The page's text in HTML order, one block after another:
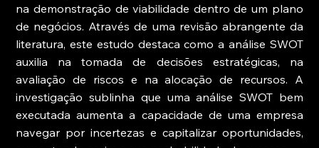
na demonstração de viabilidade dentro de um plano
de negócios. Através de uma revisão abrangente da
literatura, este estudo destaca como a análise SWOT
auxilia na tomada de decisões estratégicas, na
avaliação de riscos e na alocação de recursos. A
investigação sublinha que uma análise SWOT bem
executada aumenta a capacidade de uma empresa
navegar por incertezas e capitalizar oportunidades,